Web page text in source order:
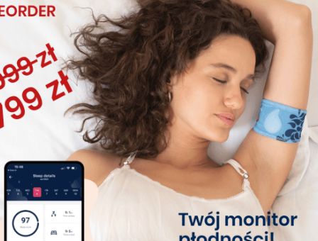
Otwórz aplikację Tempdrop i naciśnij przycisk ’Start
Syncing’
Przetrzymaj długo przycisk na Tempdrop do momentu
kiedy zielona dioda zacznie szybki migać.
Aplikacja powinna być otwarta do momentu
zakończenia synchronizacji
Sprawdź swoje wyniki na wykresie w aplikacji, lub
użyj swojej ulubionej aplikacji
Porada
Synchronizacja danych z jednej nocy zajmuje około 60